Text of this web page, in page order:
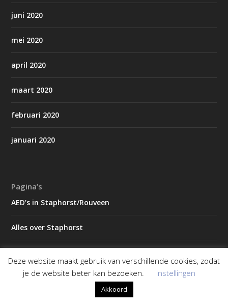
juni 2020
mei 2020
april 2020
maart 2020
februari 2020
januari 2020
Pagina’s
AED’s in Staphorst/Rouveen
Alles over Staphorst
Koningsdag gemeente Staphorst
Deze website maakt gebruik van verschillende cookies, zodat
je de website beter kan bezoeken.
Instellingen
Akkoord